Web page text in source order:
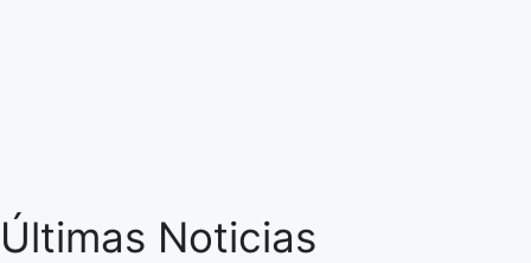
Últimas Noticias